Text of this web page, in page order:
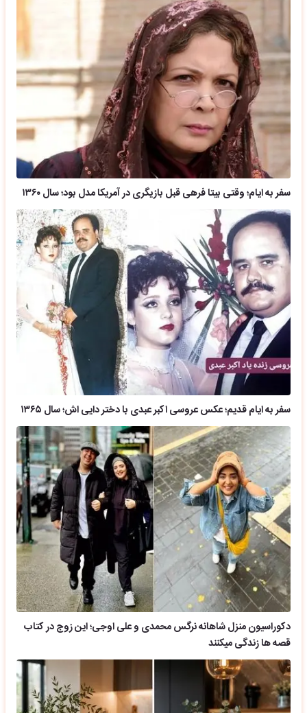
سفر به ایام؛ وقتی بیتا فرهی قبل بازیگری در آمریکا مدل بود؛ سال ۱۳۶۰
سفر به ایام قدیم؛ عکس عروسی اکبر عبدی با دختر دایی اش؛ سال ۱۳۶۵
دکوراسیون منزل شاهانه نرگس محمدی و علی اوجی؛ این زوج در کتاب
قصه ها زندگی میکنند